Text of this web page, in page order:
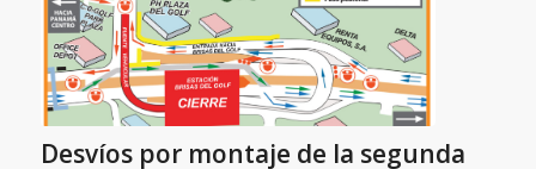
Desvíos por montaje de la segunda